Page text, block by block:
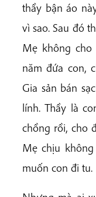
thầy bận áo
vì sao. Sau đó
Mẹ không
năm đứa con,
Gia sản bán
lính. Thầy là
chồng rồi, cho
Mẹ chịu
muốn con đi tu.